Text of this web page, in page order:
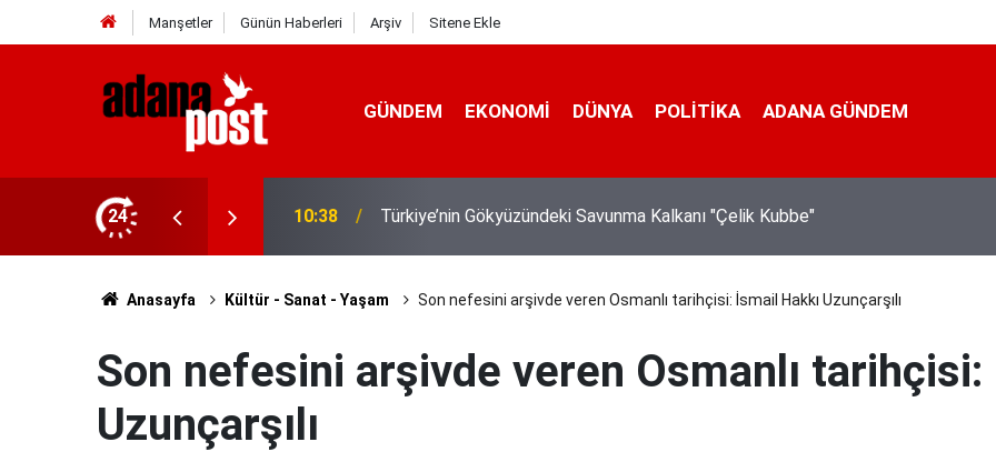
Manşetler Günün Haberleri Arşiv Sitene Ekle
GÜNDEM EKONOMI DÜNYA POLİTİKA ADANA GÜNDEM
24 08:11
daha tescillenmiştir"
Anasayfa Kültür - Sanat - Yaşam Son nefesini arşivde veren Osmanlı tarihçisi: İsmail Hakkı Uzunçarşılı
Son nefesini arşivde veren Osmanlı tarihçisi:
Uzunçarşılı